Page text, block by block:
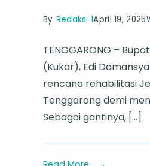
By Redaksi 1April 19, 2025
TENGGARONG –
(Kukar), Edi
rencana rehabilitasi
Tenggarong demi
Sebagai gantinya, […]